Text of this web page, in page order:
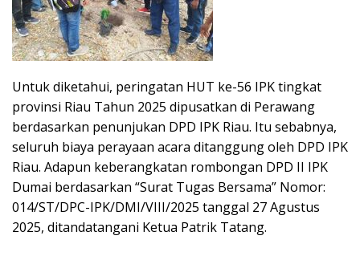
Untuk diketahui, peringatan HUT ke-56 IPK tingkat
provinsi Riau Tahun 2025 dipusatkan di Perawang
berdasarkan penunjukan DPD IPK Riau. Itu sebabnya,
seluruh biaya perayaan acara ditanggung oleh DPD IPK
Riau. Adapun keberangkatan rombongan DPD II IPK
Dumai berdasarkan “Surat Tugas Bersama” Nomor:
014/ST/DPC-IPK/DMI/VIII/2025 tanggal 27 Agustus
2025, ditandatangani Ketua Patrik Tatang.